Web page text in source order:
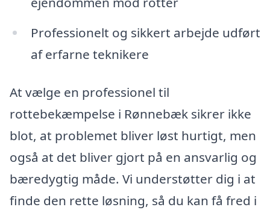
Professionelt og sikkert arbejde udført
af erfarne teknikere
At vælge en professionel til
rottebekæmpelse i Rønnebæk sikrer ikke
blot, at problemet bliver løst hurtigt, men
også at det bliver gjort på en ansvarlig og
bæredygtig måde. Vi understøtter dig i at
finde den rette løsning, så du kan få fred i